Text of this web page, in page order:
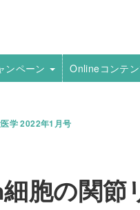
ンペーン Onlineコンテ
学 2022年1月号
胞の関節